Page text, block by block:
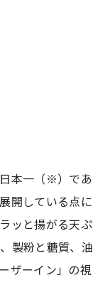
本一（※）であ
開している点に
ッと揚がる天ぷ
製粉と糖質、油
ザーイン」の視